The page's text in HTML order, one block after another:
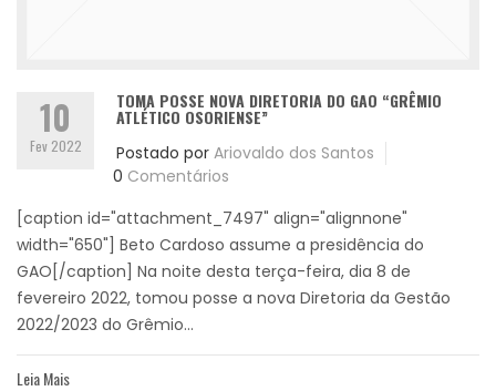
10
Fev 2022
TOMA POSSE NOVA DIRETORIA DO GAO “GRÊMIO
ATLÉTICO OSORIENSE”
Postado por Ariovaldo dos Santos
0 Comentários
[caption id="attachment_7497" align="alignnone"
width="650"] Beto Cardoso assume a presidência do
GAO[/caption] Na noite desta terça-feira, dia 8 de
fevereiro 2022, tomou posse a nova Diretoria da Gestão
2022/2023 do Grêmio...
Leia Mais